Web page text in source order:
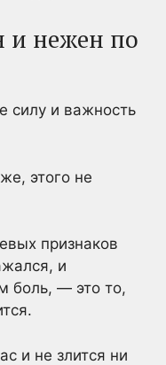
и нежен по
силу и важность
этого не
признаков
и
боль, — это то,
и не злится ни